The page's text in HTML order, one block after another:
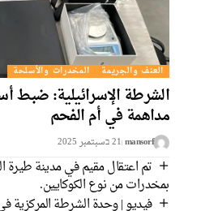
العنف والجريمة المخدرات والأسلحة
الشرطة الإسرائيلية: ضبط
مداهمة في أم الفحم
mansorf 21 בسبتمبر 2025
تم اعتقال مقيم في مدينة طيرة
بمخدرات من نوع الكوكايين.
فيديو | وحدة الشرطة المركزية